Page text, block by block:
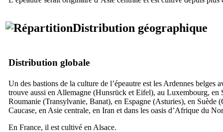
Distribution géographique
Distribution globale
Un des bastions de la culture de l’épeautre est les Ardennes belges
trouve aussi en Allemagne (Hunsrück et Eifel), au Luxembourg, en
Roumanie (Transylvanie, Banat), en Espagne (Asturies), en Suède
Caucase, en Asie centrale, en Iran et dans les oasis d’Afrique du
En France, il est cultivé en Alsace.